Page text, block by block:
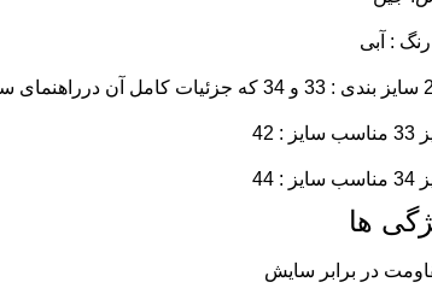
: آبی
42
44
ها
در برابر سایش